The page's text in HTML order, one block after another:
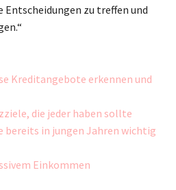
zu treffen und
Kreditangebote erkennen und
die jeder haben sollte
bereits in jungen Jahren wichtig
Einkommen